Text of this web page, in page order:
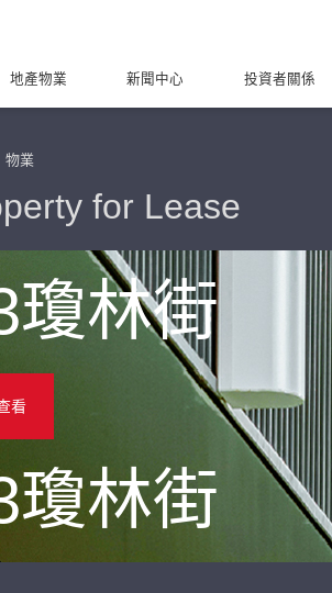
地產物業 新聞中心 投資者關係
物業
for Lease
瓊林街
看
瓊林街